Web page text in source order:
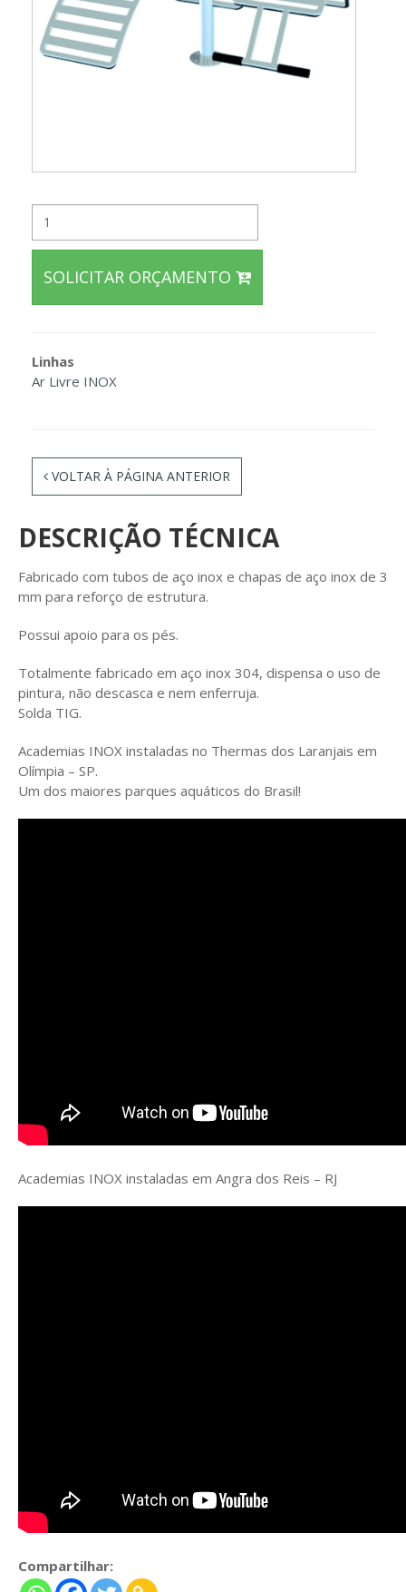
SOLICITAR ORÇAMENTO
Linhas
Ar Livre INOX
VOLTAR À PÁGINA ANTERIOR
DESCRIÇÃO TÉCNICA
Fabricado com tubos de aço inox e chapas de aço inox de 3
mm para reforço de estrutura.
Possui apoio para os pés.
Totalmente fabricado em aço inox 304, dispensa o uso de
pintura, não descasca e nem enferruja.
Solda TIG.
Academias INOX instaladas no Thermas dos Laranjais em
Olímpia – SP.
Um dos maiores parques aquáticos do Brasil!
Academias INOX instaladas em Angra dos Reis – RJ
Compartilhar: